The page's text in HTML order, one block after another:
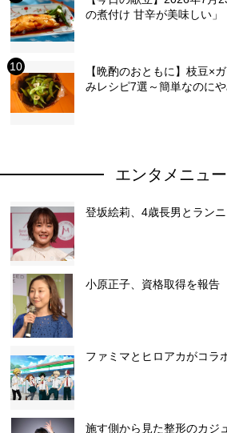
の煮付け 甘辛が美味しい」
【晩酌のおともに】枝豆×
みレシピ7選～簡単なのに
エンタメニュ
登坂絵莉、4歳長男とラン
小原正子、資格取得を報告
ファミマとヒロアカがコラ
施す側から見た整形のカジ